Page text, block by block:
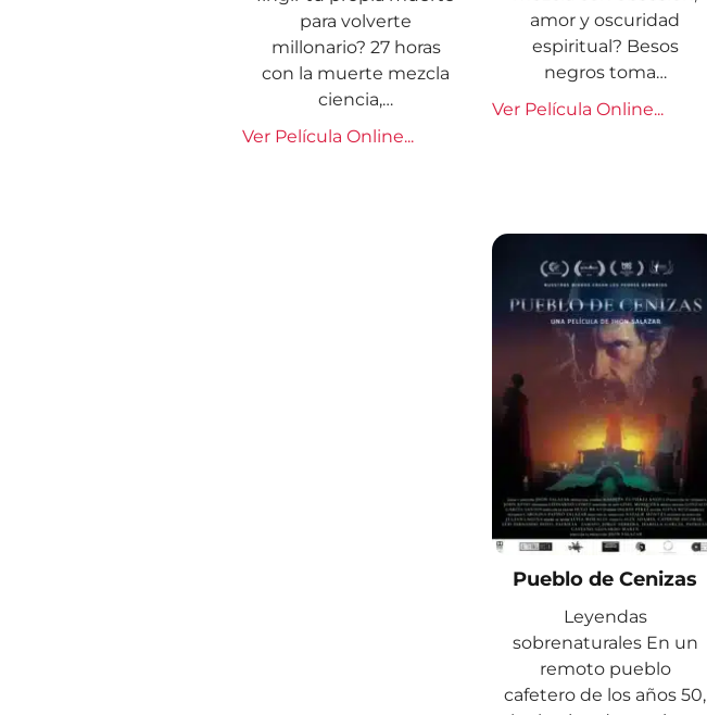
para volverte
millonario? 27 horas
con la muerte mezcla
ciencia,…
Ver Película Online...
amor y oscuridad
espiritual? Besos
negros toma…
Ver Película Online...
Pueblo de Cenizas
Leyendas
sobrenaturales En un
remoto pueblo
cafetero de los años 50,